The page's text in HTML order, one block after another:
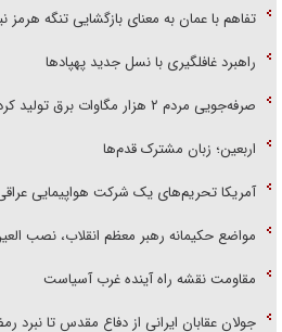
تفاهم با عمان به معنای بازگشایی تنگه
راهبرد غافلگیری با نسل جدید پهپاد‌ها
صرفه‌جویی مردم ۲ هزار مگاوات برق تولید کرد
اربعین؛ زبان مشترک قدم‌ها
آمریکا تحریم‌های یک شرکت هواپیمایی
مواضع حکیمانه رهبر معظم انقلاب، نصب
مقاومت نقشه راه آینده غرب آسیاست
جولان عقابان ایرانی از دفاع مقدس تا نبرد